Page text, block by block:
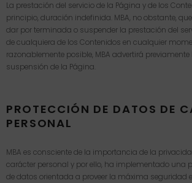
La prestación del servicio de la Página y de los
principio, duración indefinida. MBA, no obstante,
dar por terminada o suspender la prestación del
de cualquiera de los Contenidos en cualquier
razonablemente posible, MBA advertirá
suspensión de la Página.
PROTECCIÓN DE DATOS DE
PERSONAL
MBA es consciente de la importancia de la
carácter personal y por ello, ha implementado una
de datos orientada a proveer la máxima seguridad